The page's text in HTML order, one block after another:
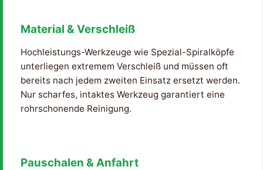
Material & Verschleiß
Hochleistungs-Werkzeuge wie Spezial-Spiralköpfe
unterliegen extremem Verschleiß und müssen oft
bereits nach jedem zweiten Einsatz ersetzt werden.
Nur scharfes, intaktes Werkzeug garantiert eine
rohrschonende Reinigung.
Pauschalen & Anfahrt